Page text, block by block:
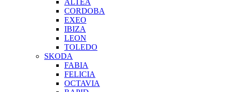
ALTEA
CORDOBA
EXEO
IBIZA
LEON
TOLEDO
SKODA
FABIA
FELICIA
OCTAVIA